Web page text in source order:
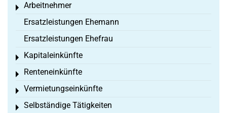
Arbeitnehmer
Toggle menu
Ersatzleistungen Ehemann
Ersatzleistungen Ehefrau
Kapitaleinkünfte
Toggle menu
Renteneinkünfte
Toggle menu
Vermietungseinkünfte
Toggle menu
Selbständige Tätigkeiten
Toggle menu